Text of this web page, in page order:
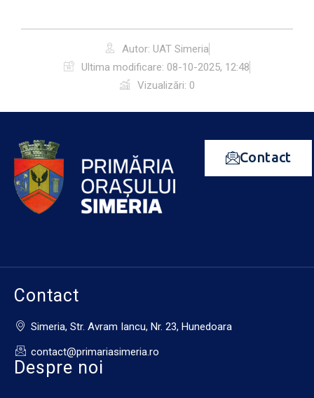
Autor: UAT Simeria
Ultima modificare: 08-10-2025, 12:48
Vizualizări: 0
Contact
Contact
Simeria, Str. Avram Iancu, Nr. 23, Hunedoara
contact@primariasimeria.ro
Despre noi